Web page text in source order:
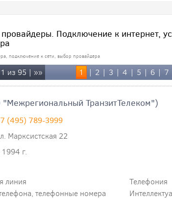
Подключение к интернет,
подключение к сети, выбор провайдера
из 95 | »» 1 | 2 | 3 | 4 | 5 | 6 | 7
ТранзитТелеком")
(495) 789-3999
Марксистская 22
г.
линия
Телефония
телефонные номера